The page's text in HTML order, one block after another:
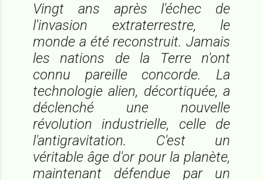
Vingt ans après l'échec de
l'invasion extraterrestre, le
monde a été reconstruit. Jamais
les nations de la Terre n'ont
connu pareille concorde. La
technologie alien, décortiquée, a
déclenché une nouvelle
révolution industrielle, celle de
l'antigravitation. C'est un
véritable âge d'or pour la planète,
maintenant défendue par un